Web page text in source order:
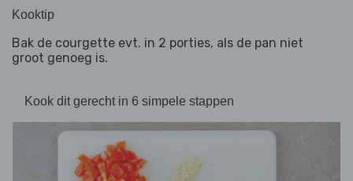
Kooktip
Bak de courgette evt. in 2 porties, als de pan niet
groot genoeg is.
Kook dit gerecht in 6 simpele stappen